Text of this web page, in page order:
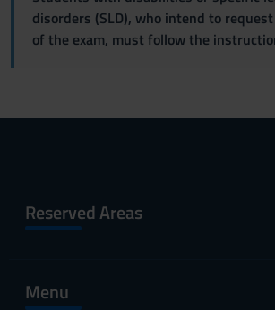
disorders (SLD), who intend to
of the exam, must follow the
Reserved Areas
Menu